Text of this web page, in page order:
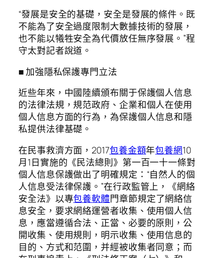
“發展是安全的基礎，安全是發展的條件。既
不能為了安全過度限制大數據技術的發展，
也不能以犧牲安全為代價放任無序發展。”程
守太對記者說道。
■ 加強隱私保護專門立法
近些年來，中國陸續頒布關于保護個人信息
的法律法規，規范政府、企業和個人在使用
個人信息方面的行為，為保護個人信息和隱
私提供法律基礎。
在民事救濟方面，2017包養金額年包養網10
月1日實施的《民法總則》第一百一十一條對
個人信息保護做出了明確規定：“自然人的個
人信息受法律保護。”在行政監管上，《網絡
安全法》以專包養軟體門章節規定了網絡信
息安全，要求網絡運營者收集、使用個人信
息，應當遵循合法、正當、必要的原則，公
開收集、使用規則，明示收集、使用信息的
目的、方式和范圍，并經被收集者同意；而